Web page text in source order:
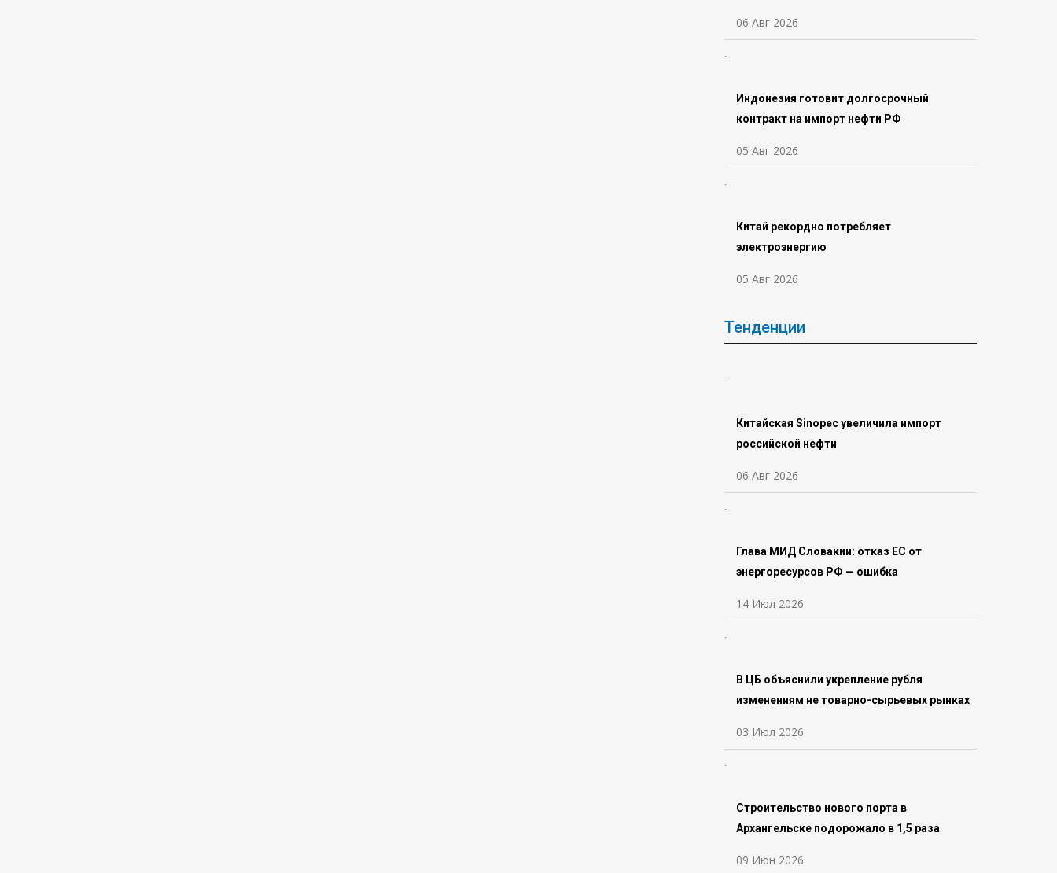
06 Авг 2026
Индонезия готовит долгосрочный
контракт на импорт нефти РФ
05 Авг 2026
Китай рекордно потребляет
электроэнергию
05 Авг 2026
Тенденции
Китайская Sinopec увеличила импорт
российской нефти
06 Авг 2026
Глава МИД Словакии: отказ ЕС от
энергоресурсов РФ — ошибка
14 Июл 2026
В ЦБ объяснили укрепление рубля
изменениям не товарно-сырьевых рынках
03 Июл 2026
Строительство нового порта в
Архангельске подорожало в 1,5 раза
09 Июн 2026